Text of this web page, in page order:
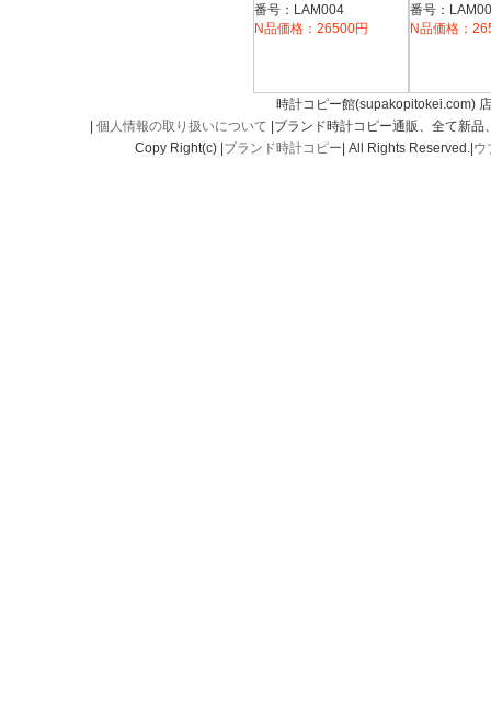
SWISS MADE
WATCH １０００ＳＢ
番号：LAM004
N品価格：26500円
SWISS
WATCH １
番号：
N品価格：
時計コピー館(supakopitokei.com)
個人情報の取り扱いについて |ブランド時計コピー通販、全て新
Copy Right(c) | ブランド時計コピー | All Rights Reserved.| ウ